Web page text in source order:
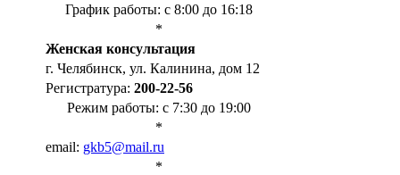
График работы: с 8:00 до 16:18
*
Женская консультация
г. Челябинск, ул. Калинина, дом 12
Регистратура: 200-22-56
Режим работы: с 7:30 до 19:00
*
email: gkb5@mail.ru
*